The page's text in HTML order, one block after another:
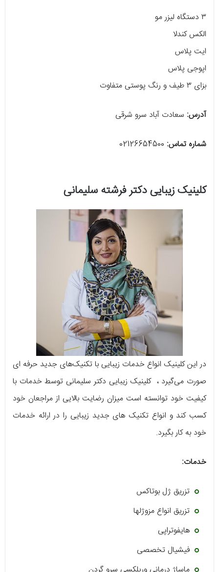
۳ دستگاه لیزر مو
الکس کندلا
ایت پلاس
اپوجی پلاس
بزای ۳ طیف و رنگ پوستی متفاوت
آدرس: سعادت آباد سرو شرقی
شماره تماس:
کلینیک زیبایی دکتر فرشته سلیمانی
در این کلینیک انواع خدمات زیبایی با تکنیک‌های جدید ‌حرفه ای
صورت می‌گیرد ، کلینیک زیبایی دکتر سلیمانی توسط خدمات با
کیفیت خود توانسته است میزان رضایت بالایی از مراجعان خود
کسب کند و انواع تکنیک‌ های جدید زیبایی را در ارائه خدمات
خود به کار بگیرد.
خدمات:
تزریق ژل بوتاکس
تزریق انواع مزوژلها
هایفوتراپی
فیشیال تخصصی